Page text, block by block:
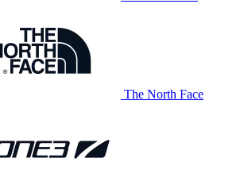
The North Face